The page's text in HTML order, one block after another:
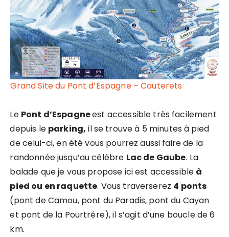
Grand Site du Pont d’Espagne – Cauterets
Le Pont d’Espagneest accessible très facilement
depuis le parking, il se trouve à 5 minutes à pied
de celui-ci, en été vous pourrez aussi faire de la
randonnée jusqu’au célèbre Lac de Gaube. La
balade que je vous propose ici est accessible à
pied ou en raquette. Vous traverserez 4 ponts
(pont de Camou, pont du Paradis, pont du Cayan
et pont de la Pourtrére), il s’agit d’une boucle de 6
km.